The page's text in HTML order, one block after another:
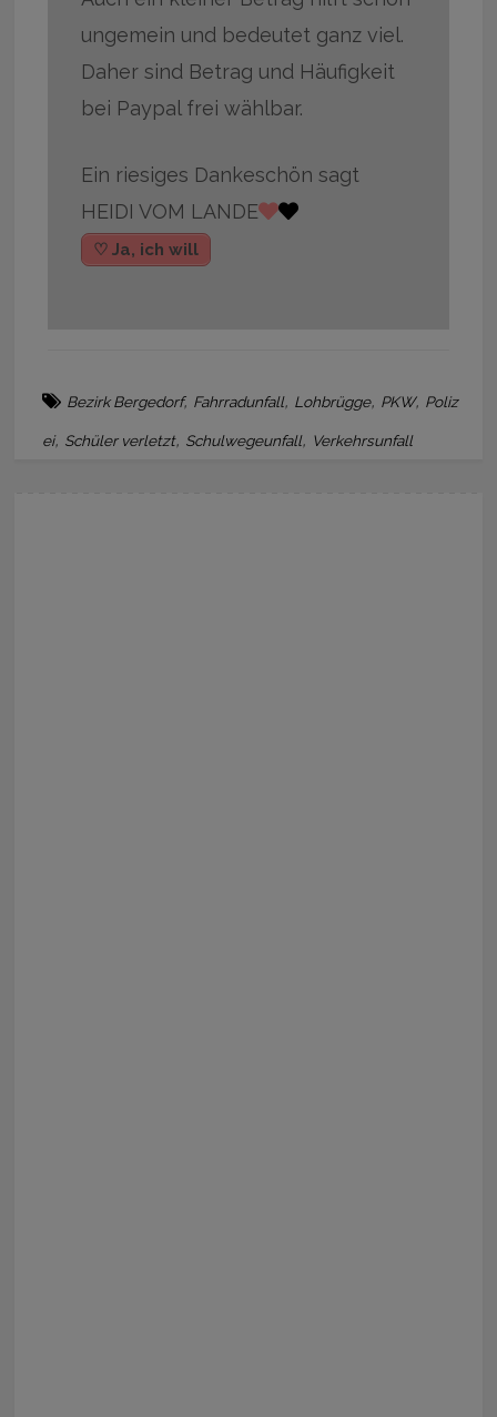
ungemein und bedeutet ganz viel.
Daher sind Betrag und Häufigkeit
bei Paypal frei wählbar.
Ein riesiges Dankeschön sagt
HEIDI VOM LANDE
♡ Ja, ich will
Bezirk Bergedorf, Fahrradunfall, Lohbrügge, PKW, Poliz
ei, Schüler verletzt, Schulwegeunfall, Verkehrsunfall